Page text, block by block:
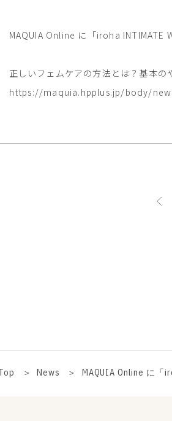
MAQUIA Online に「iroha INTIMATE
正しいフェムケアの方法とは？基本の
https://maquia.hpplus.jp/body/
News MAQUIA Online に「